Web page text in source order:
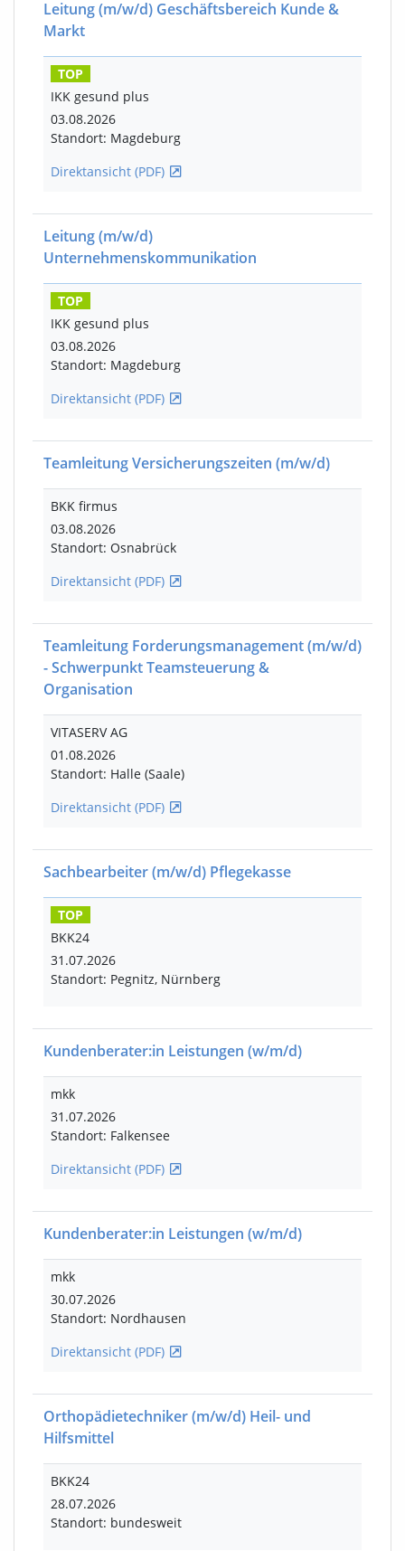
Leitung(m/w/d) Geschäftsbereich Kunde &
Markt
TOP
IKK gesund plus
03.08.2026
Standort: Magdeburg
Direktansicht (PDF)
Leitung(m/w/d)
Unternehmenskommunikation
TOP
IKK gesund plus
03.08.2026
Standort: Magdeburg
Direktansicht (PDF)
Teamleitung Versicherungszeiten (m/w/d)
BKK firmus
03.08.2026
Standort: Osnabrück
Direktansicht (PDF)
Teamleitung Forderungsmanagement(m/w/d)
- Schwerpunkt Teamsteuerung &
Organisation
VITASERV AG
01.08.2026
Standort: Halle (Saale)
Direktansicht (PDF)
Sachbearbeiter(m/w/d) Pflegekasse
TOP
BKK24
31.07.2026
Standort: Pegnitz, Nürnberg
Kundenberater:in Leistungen (w/m/d)
mkk
31.07.2026
Standort: Falkensee
Direktansicht (PDF)
Kundenberater:in Leistungen (w/m/d)
mkk
30.07.2026
Standort: Nordhausen
Direktansicht (PDF)
Orthopädietechniker(m/w/d) Heil- und
Hilfsmittel
BKK24
28.07.2026
Standort: bundesweit